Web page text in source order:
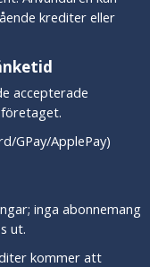
krediter eller
accepterade
GPay/ApplePay)
inga abonnemang
ut.
kommer att